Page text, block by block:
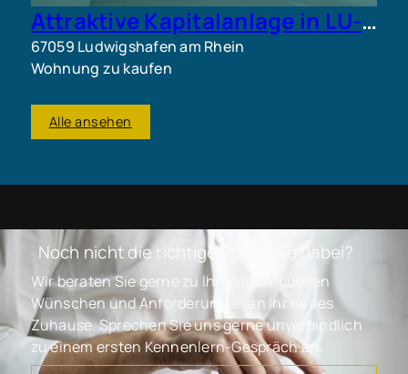
Attraktive Kapitalanlage in LU-Mitte: 1-Zimmer-Wohnung und weitere Wohnungen erhältlich.
67059 Ludwigshafen am Rhein
Wohnung zu kaufen
Alle ansehen
Noch nicht die richtige Immobilie dabei?
Wir beraten Sie gerne zu Ihren individuellen
Wünschen und Anforderungen an Ihr neues
Zuhause. Sprechen Sie uns gerne unverbindlich
zu einem ersten Kennenlern-Gespräch an.